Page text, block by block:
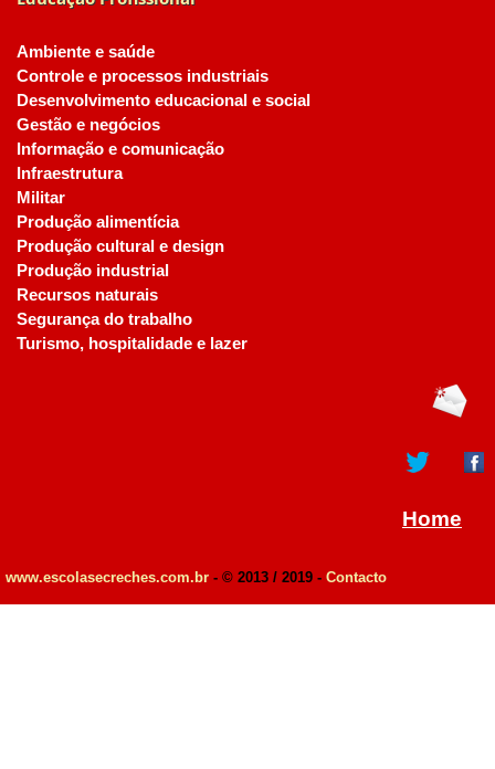
Ambiente e saúde
Controle e processos industriais
Desenvolvimento educacional e social
Gestão e negócios
Informação e comunicação
Infraestrutura
Militar
Produção alimentícia
Produção cultural e design
Produção industrial
Recursos naturais
Segurança do trabalho
Turismo, hospitalidade e lazer
Home
www.escolasecreches.com.br - © 2013 / 2019 - Contacto